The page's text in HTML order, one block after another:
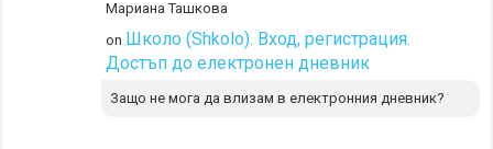
Мариана Ташкова
on Школо (Shkolo). Вход, регистрация.
Достъп до електронен дневник
Защо не мога да влизам в електронния дневник?